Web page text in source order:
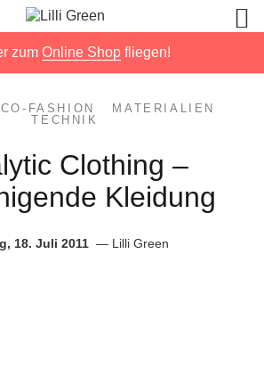
zumOnline Shop fliegen!
FASHION
MATERIALIEN
TECHNIK
Clothing –
Kleidung
18. Juli 2011 Lilli Green